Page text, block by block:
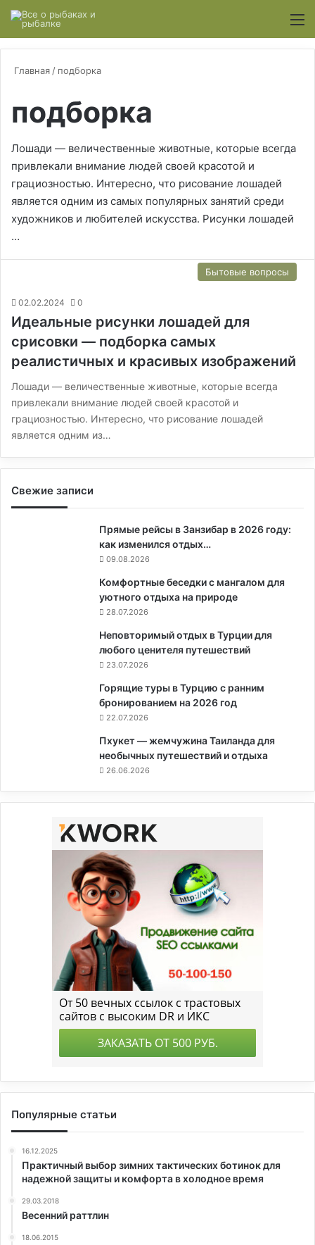
Главная / подборка
подборка
Лошади — величественные животные, которые всегда
привлекали внимание людей своей красотой и
грациозностью. Интересно, что рисование лошадей
является одним из самых популярных занятий среди
художников и любителей искусства. Рисунки лошадей
…
Бытовые вопросы
02.02.2024 0
Идеальные рисунки лошадей для
срисовки — подборка самых
реалистичных и красивых изображений
Лошади — величественные животные, которые всегда
привлекали внимание людей своей красотой и
грациозностью. Интересно, что рисование лошадей
является одним из…
Свежие записи
Прямые рейсы в Занзибар в 2026 году:
как изменился отдых…
09.08.2026
Комфортные беседки с мангалом для
уютного отдыха на природе
28.07.2026
Неповторимый отдых в Турции для
любого ценителя путешествий
23.07.2026
Горящие туры в Турцию с ранним
бронированием на 2026 год
22.07.2026
Пхукет — жемчужина Таиланда для
необычных путешествий и отдыха
26.06.2026
Популярные статьи
16.12.2025
Практичный выбор зимних тактических ботинок для
надежной защиты и комфорта в холодное время
29.03.2018
Весенний раттлин
18.06.2015